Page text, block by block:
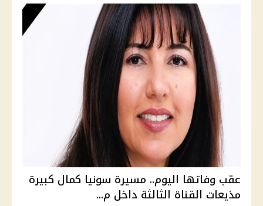
عقب وفاتها اليوم.. مسيرة سونيا كمال كبيرة
مذيعات القناة الثالثة داخل م...